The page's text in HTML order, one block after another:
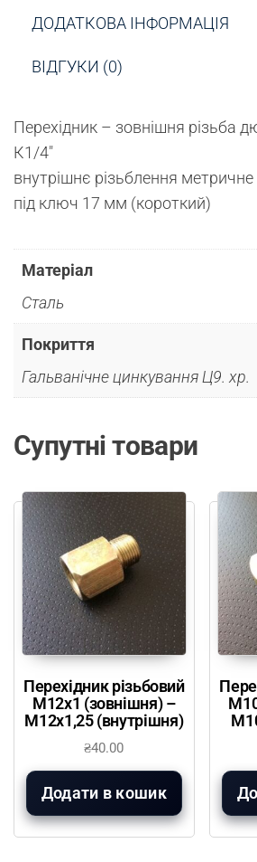
ДОДАТКОВА ІНФОРМАЦІЯ
ВІДГУКИ (0)
Перехідник – зовнішня різьба
К1/4″
внутрішнє різьблення
під ключ 17 мм (короткий)
Матеріал
Сталь
Покриття
Гальванічне цинкування Ц9. хр.
Супутні товари
Перехідник різьбовий
М12х1 (зовнішня) –
М12х1,25 (внутрішня)
₴40.00
Додати в кошик